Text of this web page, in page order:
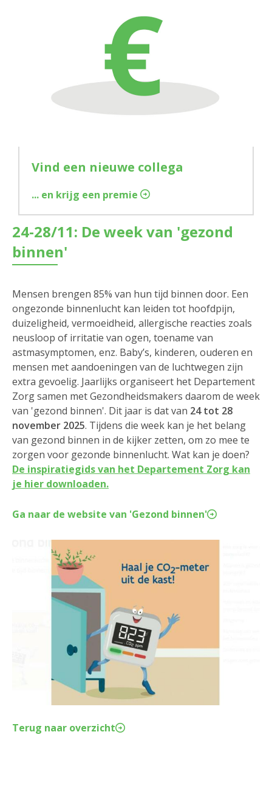
Vind een nieuwe collega
... en krijg een premie
24-28/11: De week van 'gezond
binnen'
Mensen brengen 85% van hun tijd binnen door. Een
ongezonde binnenlucht kan leiden tot hoofdpijn,
duizeligheid, vermoeidheid, allergische reacties zoals
neusloop of irritatie van ogen, toename van
astmasymptomen, enz. Baby’s, kinderen, ouderen en
mensen met aandoeningen van de luchtwegen zijn
extra gevoelig. Jaarlijks organiseert het Departement
Zorg samen met Gezondheidsmakers daarom de week
van 'gezond binnen'. Dit jaar is dat van 24 tot 28
november 2025. Tijdens die week kan je het belang
van gezond binnen in de kijker zetten, om zo mee te
zorgen voor gezonde binnenlucht. Wat kan je doen?
De inspiratiegids van het Departement Zorg kan
je hier downloaden.
Ga naar de website van 'Gezond binnen'
Terug naar overzicht